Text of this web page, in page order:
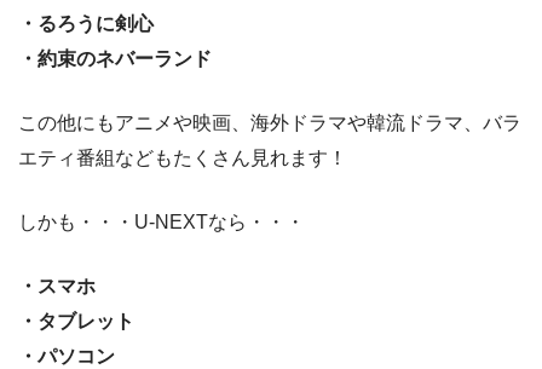
・るろうに剣心
・約束のネバーランド
この他にもアニメや映画、海外ドラマや韓流ドラマ、バラ
エティ番組などもたくさん見れます！
しかも・・・U-NEXTなら・・・
・スマホ
・タブレット
・パソコン